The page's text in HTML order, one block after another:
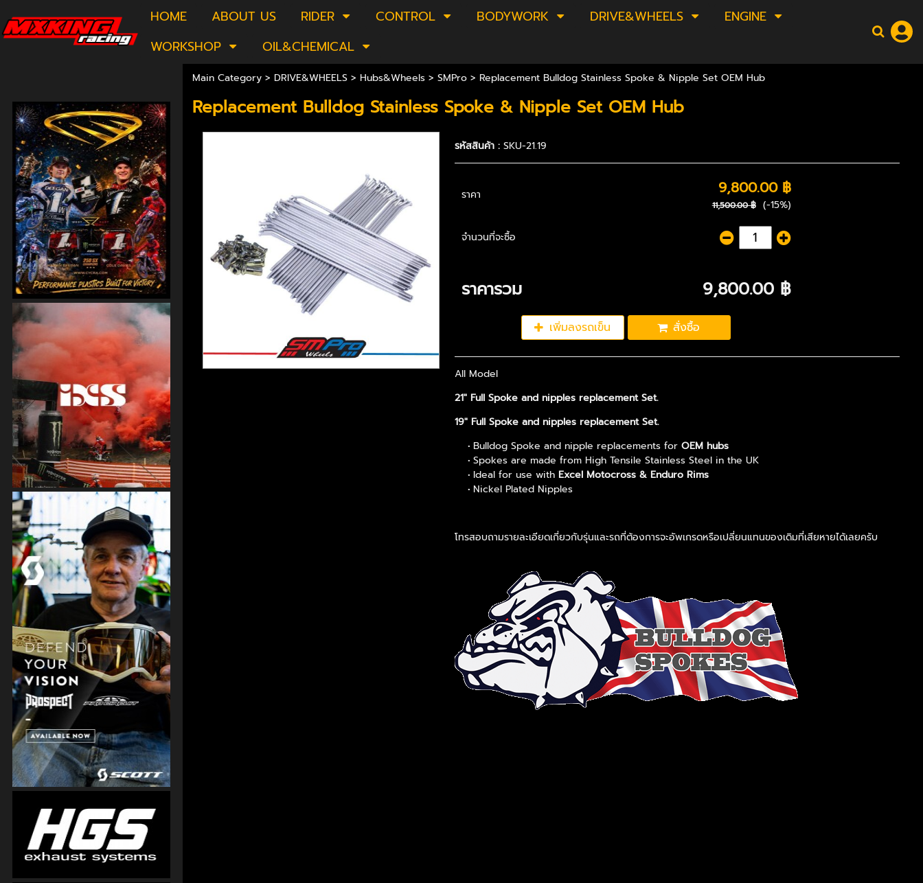
HOME ABOUT US RIDER CONTROL BODYWORK DRIVE&WHEELS
ENGINE
WORKSHOP
OIL&CHEMICAL
Main Category> DRIVE&WHEELS> Hubs&Wheels> SMPro> Replacement Bulldog Stainless Spoke & Nipple Set OEM Hub
Replacement Bulldog Stainless Spoke & Nipple Set OEM Hub
รหัสสินค้า : SKU-21.19
ราคา 9,800.00 ฿
11,500.00 ฿ (-15%)
จำนวนที่จะซื้อ
ราคารวม 9,800.00 ฿
เพิ่มลงรถเข็น สั่งซื้อ
All Model
21" Full Spoke and nipples replacement Set.
19" Full Spoke and nipples replacement Set.
Bulldog Spoke and nipple replacements for OEM hubs
Spokes are made from High Tensile Stainless Steel in the UK
Ideal for use with Excel Motocross & Enduro Rims
Nickel Plated Nipples
โทรสอบถามรายละเอียดเกี่ยวกับรุ่นและรถที่ต้องการจะอัพเกรดหรือเปลี่ยนแทนของเดิมที่เสียหายได้เลยครับ